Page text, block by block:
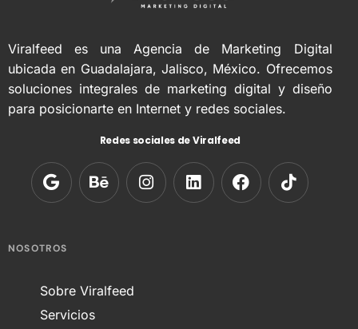
Viralfeed es una Agencia de Marketing Digital
ubicada en Guadalajara, Jalisco, México. Ofrecemos
soluciones integrales de marketing digital y diseño
para posicionarte en Internet y redes sociales.
Redes sociales de Viralfeed
NOSOTROS
Sobre Viralfeed
Servicios